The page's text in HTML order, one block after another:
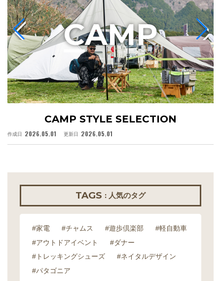
CAMP STYLE SELECTION
作成日 2026.05.01 更新日 2026.05.01
CAMP
TAGS : 人気のタグ
#家電 #チャムス #遊歩倶楽部
#軽自動車
#アウトドアイベント
#ダナー
#トレッキングシューズ
#ネイタルデザイン
#パタゴニア